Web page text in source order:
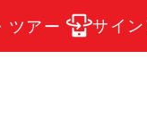
ツアー サイ